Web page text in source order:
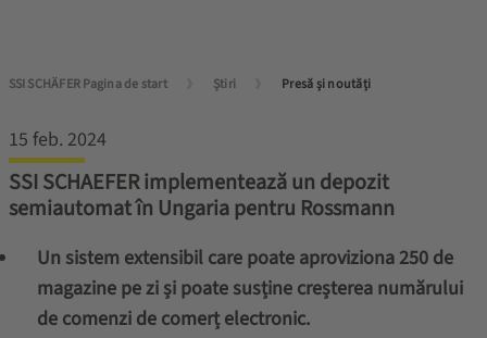
SSI SCHÄFER Pagina de start Știri Presă și noutăți
15 feb. 2024
SSI SCHAEFER implementează un depozit
semiautomat în Ungaria pentru Rossmann
Un sistem extensibil care poate aproviziona 250 de
magazine pe zi și poate susține creșterea numărului
de comenzi de comerț electronic.